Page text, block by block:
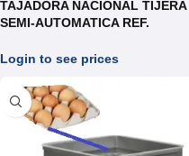
TAJADORA NACIONAL TIJERA
SEMI-AUTOMATICA REF.
Login to see prices